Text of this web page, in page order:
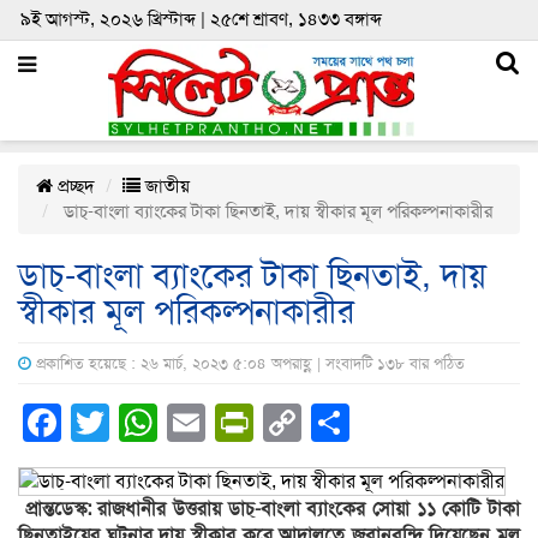
৯ই আগস্ট, ২০২৬ খ্রিস্টাব্দ | ২৫শে শ্রাবণ, ১৪৩৩ বঙ্গাব্দ
প্রচ্ছদ
জাতীয়
ডাচ্-বাংলা ব্যাংকের টাকা ছিনতাই, দায় স্বীকার মূল পরিকল্পনাকারীর
ডাচ্-বাংলা ব্যাংকের টাকা ছিনতাই, দায়
স্বীকার মূল পরিকল্পনাকারীর
প্রকাশিত হয়েছে : ২৬ মার্চ, ২০২৩ ৫:০৪ অপরাহ্ণ | সংবাদটি ১৩৮ বার পঠিত
Facebook
Twitter
WhatsApp
EmailPrintFriendly
Copy
Link
প্রান্তডেস্ক: রাজধানীর উত্তরায় ডাচ্-বাংলা ব্যাংকের সোয়া ১১ কোটি টাকা